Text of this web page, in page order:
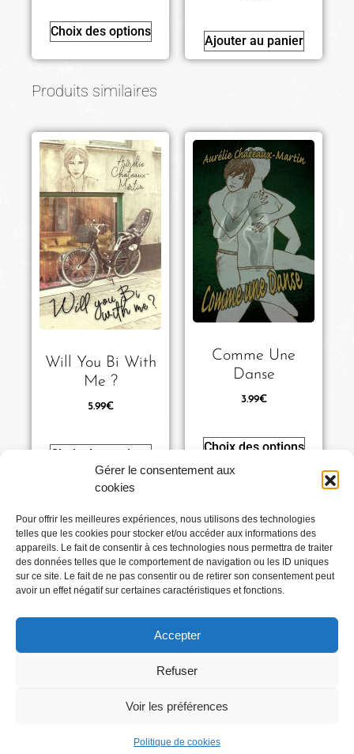
Gérer le consentement aux
cookies
Pour offrir les meilleures expériences, nous utilisons des technologies
telles que les cookies pour stocker et/ou accéder aux informations des
appareils. Le fait de consentir à ces technologies nous permettra de traiter
des données telles que le comportement de navigation ou les ID uniques
sur ce site. Le fait de ne pas consentir ou de retirer son consentement peut
avoir un effet négatif sur certaines caractéristiques et fonctions.
Accepter
Refuser
Voir les préférences
Politique de cookies
Choix des options
Ajouter au panier
Produits similaires
Will You Bi With
Me ?
5.99€
Choix des options
Comme Une
Danse
3.99€
Choix des options
Conditions générales
Mentions légales
Où Me Trouver ?